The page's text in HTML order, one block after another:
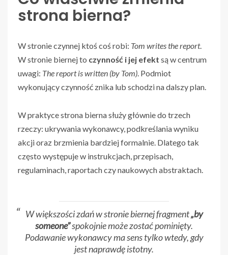
strona bierna?
W stronie czynnej ktoś coś robi: Tom writes the report.
W stronie biernej to czynność i jej efekt są w centrum
uwagi: The report is written (by Tom). Podmiot
wykonujący czynność znika lub schodzi na dalszy plan.
W praktyce strona bierna służy głównie do trzech
rzeczy: ukrywania wykonawcy, podkreślania wyniku
akcji oraz brzmienia bardziej formalnie. Dlatego tak
często występuje w instrukcjach, przepisach,
regulaminach, raportach czy naukowych abstraktach.
W większości zdań w stronie biernej fragment„by
someone”spokojnie może zostać pominięty.
Podawanie wykonawcy ma sens tylko wtedy, gdy
jest naprawdę istotny.